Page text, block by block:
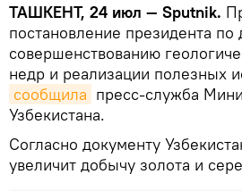
ТАШКЕНТ, 24 июл — Sputnik.
постановление президента
совершенствованию
недр и реализации полезных
сообщила пресс-служба
Узбекистана.
Согласно документу
увеличит добычу золота и